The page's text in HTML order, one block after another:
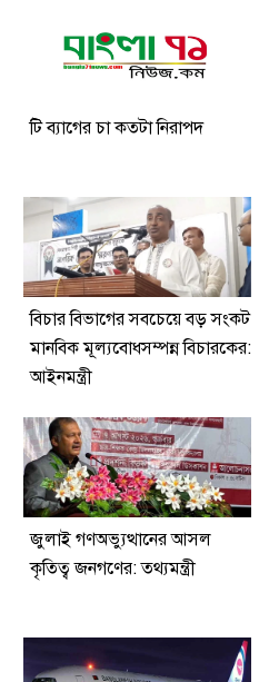
টি ব্যাগের চা কতটা নিরাপদ
বিচার বিভাগের সবচেয়ে বড় সংকট
মানবিক মূল্যবোধসম্পন্ন বিচারকের:
আইনমন্ত্রী
জুলাই গণঅভ্যুত্থানের আসল
কৃতিত্ব জনগণের: তথ্যমন্ত্রী